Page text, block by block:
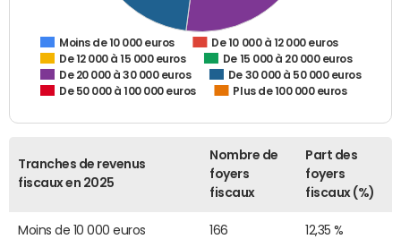
Moins de 10 000 euros
De 10 000 à 12 000 euros
De 12 000 à 15 000 euros
De 15 000 à 20 000 euros
De 20 000 à 30 000 euros
De 30 000 à 50 000 euros
De 50 000 à 100 000 euros
Plus de 100 000 euros
Tranches de revenus
fiscaux en 2025
Nombre de
foyers
fiscaux
Part des
foyers
fiscaux (%)
Moins de 10 000 euros 166 12,35 %